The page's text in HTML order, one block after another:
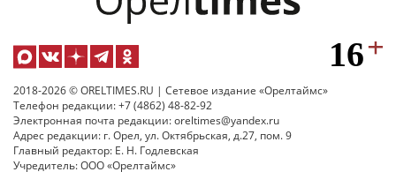
2018-2026 © ORELTIMES.RU | Сетевое издание «Орелтаймс»
Телефон редакции: +7 (4862) 48-82-92
Электронная почта редакции: oreltimes@yandex.ru
Адрес редакции: г. Орел, ул. Октябрьская, д.27, пом. 9
Главный редактор: Е. Н. Годлевская
Учредитель: ООО «Орелтаймс»